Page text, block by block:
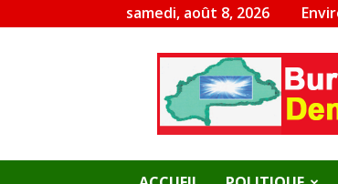
samedi, août 8, 2026
Burkina
Demain